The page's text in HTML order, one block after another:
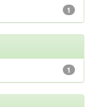
1
1